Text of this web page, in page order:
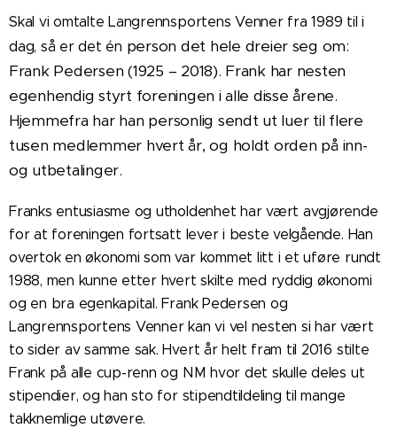
Skal vi omtalte Langrennsportens Venner fra 1989 til i
dag, så er det én person det hele dreier seg om:
Frank Pedersen (1925 – 2018). Frank har nesten
egenhendig styrt foreningen i alle disse årene.
Hjemmefra har han personlig sendt ut luer til flere
tusen medlemmer hvert år, og holdt orden på inn-
og utbetalinger.
Franks entusiasme og utholdenhet har vært avgjørende
for at foreningen fortsatt lever i beste velgående. Han
overtok en økonomi som var kommet litt i et uføre rundt
1988, men kunne etter hvert skilte med ryddig økonomi
og en bra egenkapital. Frank Pedersen og
Langrennsportens Venner kan vi vel nesten si har vært
to sider av samme sak. Hvert år helt fram til 2016 stilte
Frank på alle cup-renn og NM hvor det skulle deles ut
stipendier, og han sto for stipendtildeling til mange
takknemlige utøvere.